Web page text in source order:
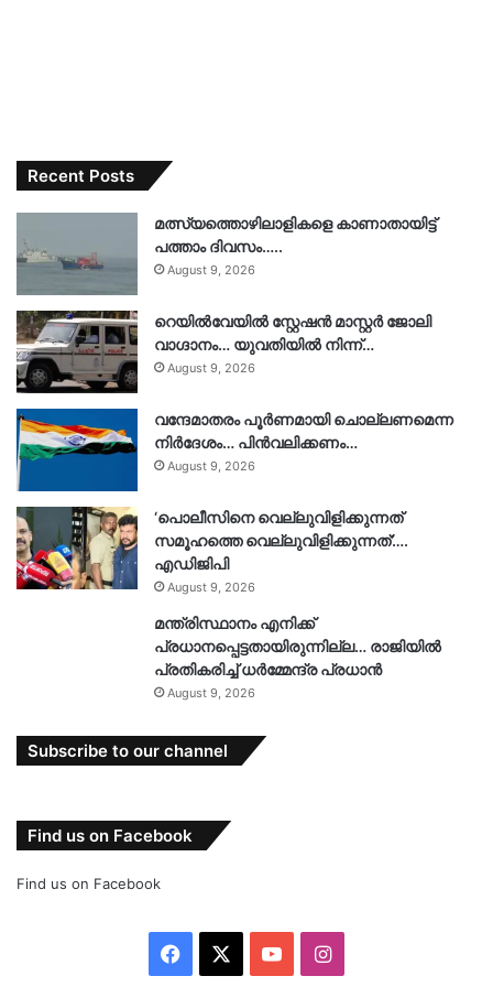
Recent Posts
മത്സ്യത്തൊഴിലാളികളെ കാണാതായിട്ട്
പത്താം ദിവസം…..
August 9, 2026
റെയിൽവേയിൽ സ്റ്റേഷൻ മാസ്റ്റർ ജോലി
വാഗ്ദാനം… യുവതിയിൽ നിന്ന്…
August 9, 2026
വന്ദേമാതരം പൂർണമായി ചൊല്ലണമെന്ന
നിർദേശം… പിൻവലിക്കണം…
August 9, 2026
‘പൊലീസിനെ വെല്ലുവിളിക്കുന്നത്
സമൂഹത്തെ വെല്ലുവിളിക്കുന്നത്’….
എഡിജിപി
August 9, 2026
മന്ത്രിസ്ഥാനം എനിക്ക്
പ്രധാനപ്പെട്ടതായിരുന്നില്ല… രാജിയിൽ
പ്രതികരിച്ച് ധർമ്മേന്ദ്ര പ്രധാൻ
August 9, 2026
Subscribe to our channel
Find us on Facebook
Find us on Facebook
Facebook YouTubeInstagram